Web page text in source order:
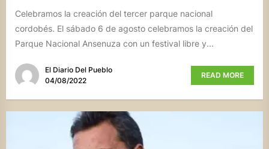
Celebramos la creación del tercer parque nacional
cordobés. El sábado 6 de agosto celebramos la creación del
Parque Nacional Ansenuza con un festival libre y...
El Diario Del Pueblo
04/08/2022
READ MORE